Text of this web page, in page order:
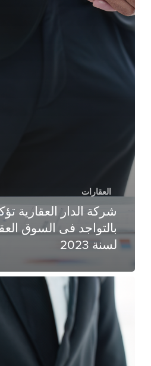
العقارات
شركة الدار العقارية
بالتواجد فى السوق
لسنة 2023